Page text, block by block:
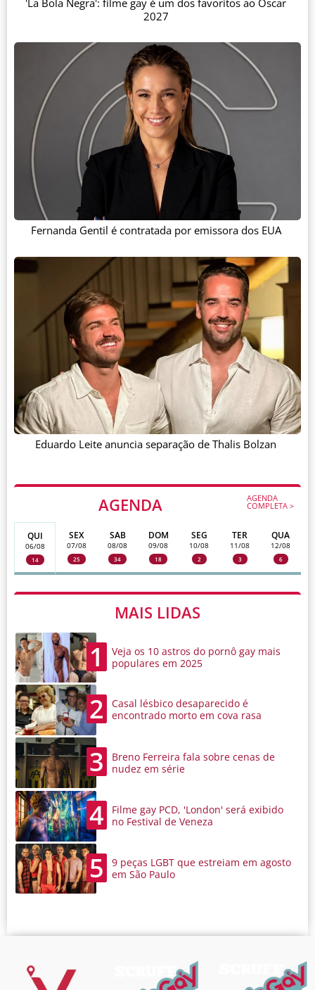
AGENDA AGENDA
COMPLETA >
QUI
06/08
14
SEX
07/08
25
SAB
08/08
34
DOM
09/08
18
SEG
10/08
2
TER
11/08
3
QUA
12/08
6
MAIS LIDAS
1
Veja os 10 astros do pornô gay mais
populares em 2025
2
Casal lésbico desaparecido é
encontrado morto em cova rasa
3
Breno Ferreira fala sobre cenas de
nudez em série
4
Filme gay PCD, 'London' será exibido
no Festival de Veneza
5
9 peças LGBT que estreiam em agosto
em São Paulo
2027
Fernanda Gentil é contratada por emissora dos EUA
Eduardo Leite anuncia separação de Thalis Bolzan